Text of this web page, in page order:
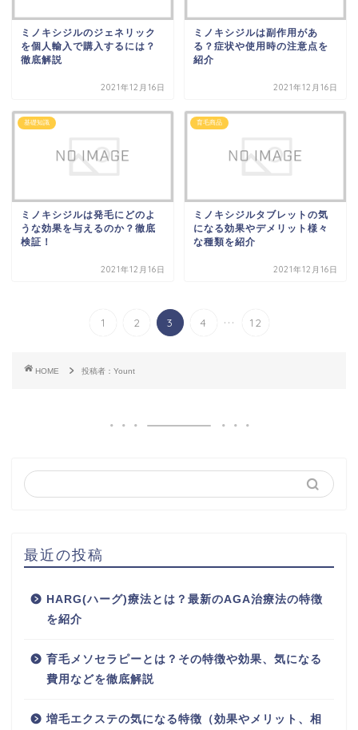
ミノキシジルのジェネリック
を個人輸入で購入するには？
徹底解説
2021年12月16日
ミノキシジルは副作用があ
る？症状や使用時の注意点を
紹介
2021年12月16日
基礎知識
ミノキシジルは発毛にどのよ
うな効果を与えるのか？徹底
検証！
2021年12月16日
育毛商品
ミノキシジルタブレットの気
になる効果やデメリット様々
な種類を紹介
2021年12月16日
1 2 3 4 ... 12
HOME 投稿者：Yount
最近の投稿
HARG(ハーグ)療法とは？最新のAGA治療法の特徴
を紹介
育毛メソセラピーとは？その特徴や効果、気になる
費用などを徹底解説
増毛エクステの気になる特徴（効果やメリット、相